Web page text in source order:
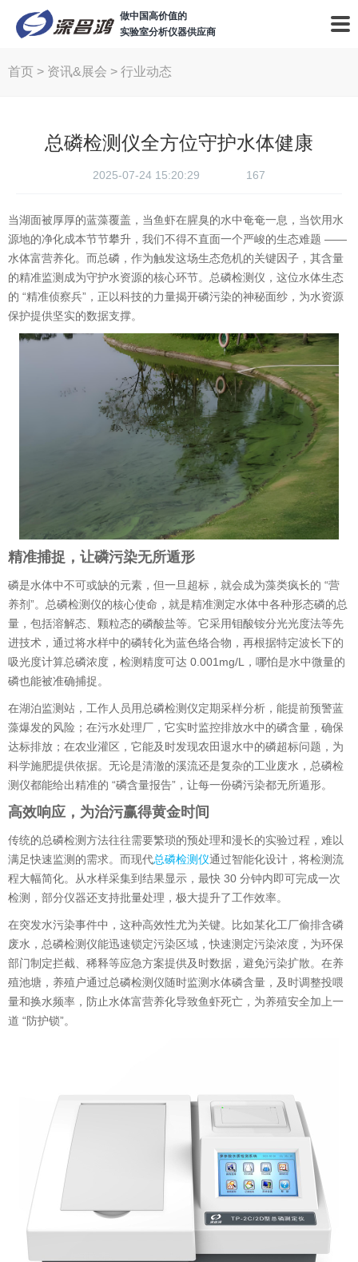
做中国高价值的
实验室分析仪器供应商
首页 > 资讯&展会 > 行业动态
总磷检测仪全方位守护水体健康
2025-07-24 15:20:29 167
当湖面被厚厚的蓝藻覆盖，当鱼虾在腥臭的水中奄奄一息，当饮用水
源地的净化成本节节攀升，我们不得不直面一个严峻的生态难题 ——
水体富营养化。而总磷，作为触发这场生态危机的关键因子，其含量
的精准监测成为守护水资源的核心环节。总磷检测仪，这位水体生态
的 “精准侦察兵”，正以科技的力量揭开磷污染的神秘面纱，为水资源
保护提供坚实的数据支撑。
精准捕捉，让磷污染无所遁形
磷是水体中不可或缺的元素，但一旦超标，就会成为藻类疯长的 “营
养剂”。总磷检测仪的核心使命，就是精准测定水体中各种形态磷的总
量，包括溶解态、颗粒态的磷酸盐等。它采用钼酸铵分光光度法等先
进技术，通过将水样中的磷转化为蓝色络合物，再根据特定波长下的
吸光度计算总磷浓度，检测精度可达 0.001mg/L，哪怕是水中微量的
磷也能被准确捕捉。
在湖泊监测站，工作人员用总磷检测仪定期采样分析，能提前预警蓝
藻爆发的风险；在污水处理厂，它实时监控排放水中的磷含量，确保
达标排放；在农业灌区，它能及时发现农田退水中的磷超标问题，为
科学施肥提供依据。无论是清澈的溪流还是复杂的工业废水，总磷检
测仪都能给出精准的 “磷含量报告”，让每一份磷污染都无所遁形。
高效响应，为治污赢得黄金时间
传统的总磷检测方法往往需要繁琐的预处理和漫长的实验过程，难以
满足快速监测的需求。而现代总磷检测仪通过智能化设计，将检测流
程大幅简化。从水样采集到结果显示，最快 30 分钟内即可完成一次
检测，部分仪器还支持批量处理，极大提升了工作效率。
在突发水污染事件中，这种高效性尤为关键。比如某化工厂偷排含磷
废水，总磷检测仪能迅速锁定污染区域，快速测定污染浓度，为环保
部门制定拦截、稀释等应急方案提供及时数据，避免污染扩散。在养
殖池塘，养殖户通过总磷检测仪随时监测水体磷含量，及时调整投喂
量和换水频率，防止水体富营养化导致鱼虾死亡，为养殖安全加上一
道 “防护锁”。